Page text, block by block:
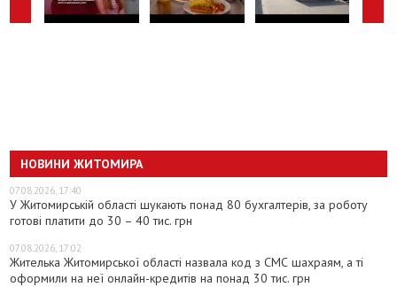
НОВИНИ ЖИТОМИРА
07.08.2026, 17:40
У Житомирській області шукають понад 80 бухгалтерів, за роботу
готові платити до 30 – 40 тис. грн
07.08.2026, 17:02
Жителька Житомирської області назвала код з СМС шахраям, а ті
оформили на неї онлайн-кредитів на понад 30 тис. грн